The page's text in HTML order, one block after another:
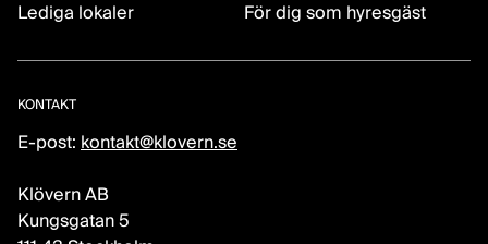
Lediga lokaler
För dig som hyresgäst
KONTAKT
E-post: kontakt@klovern.se
Klövern AB
Kungsgatan 5